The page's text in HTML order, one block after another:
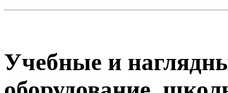
Учебные и